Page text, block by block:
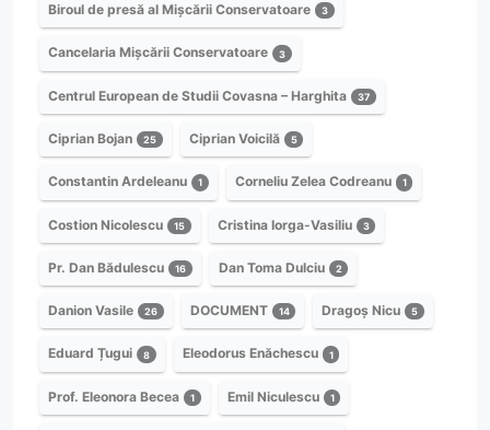
Biroul de presă al Mișcării Conservatoare 3
Cancelaria Mișcării Conservatoare 3
Centrul European de Studii Covasna – Harghita 37
Ciprian Bojan 25 Ciprian Voicilă 5
Constantin Ardeleanu 1 Corneliu Zelea Codreanu 1
Costion Nicolescu 15 Cristina Iorga-Vasiliu 3
Pr. Dan Bădulescu 16 Dan Toma Dulciu 2
Danion Vasile 26 DOCUMENT 14 Dragoș Nicu 5
Eduard Țugui 8 Eleodorus Enăchescu 1
Prof. Eleonora Becea 1 Emil Niculescu 1